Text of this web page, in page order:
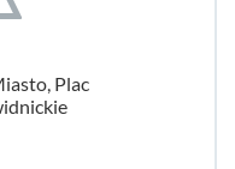
Plac